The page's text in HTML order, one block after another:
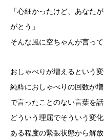
「心細かったけど、あなた
がとう」
そんな風に空ちゃんが言っ
おしゃべりが増えるという変
純粋におしゃべりの回数が
で言ったことのない言葉を
どういう理屈でそういう変
ある程度の緊張状態から解